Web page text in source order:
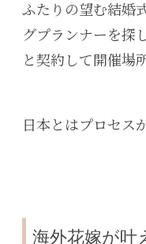
ふたりの望む結婚
グプランナーを探
と契約して開催場
日本とはプロセス
海外花嫁が叶